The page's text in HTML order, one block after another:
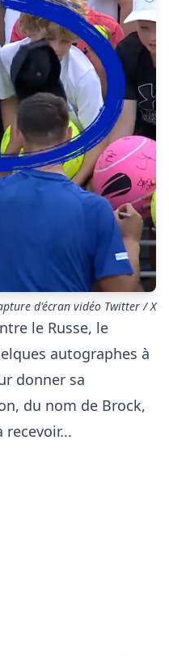
d'écran vidéo Twitter / X
le Russe, le
autographes à
donner sa
du nom de Brock,